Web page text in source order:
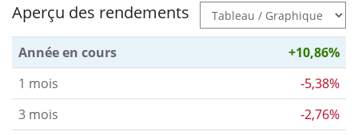
Aperçu des rendements
Année en cours
+10,86%
1 mois
-5,38%
3 mois
-2,76%